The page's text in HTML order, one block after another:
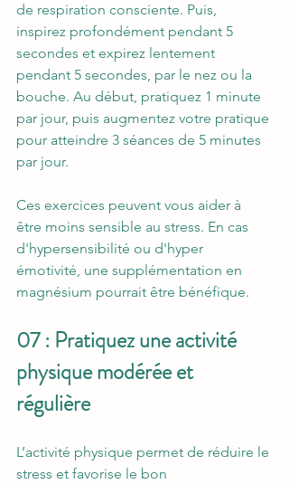
de respiration consciente. Puis,
inspirez profondément pendant 5
secondes et expirez lentement
pendant 5 secondes, par le nez ou la
bouche. Au début, pratiquez 1 minute
par jour, puis augmentez votre pratique
pour atteindre 3 séances de 5 minutes
par jour.
Ces exercices peuvent vous aider à
être moins sensible au stress. En cas
d'hypersensibilité ou d'hyper
émotivité, une supplémentation en
magnésium pourrait être bénéfique.
07 : Pratiquez une activité
physique modérée et
régulière
L’activité physique permet de réduire le
stress et favorise le bon